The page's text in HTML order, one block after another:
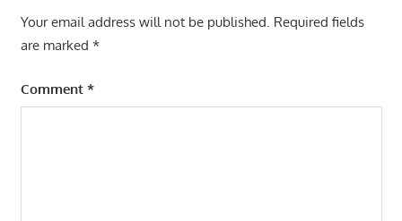
MANAGING
PLAN
Your email address will not be published. Required fields
are marked *
Comment *